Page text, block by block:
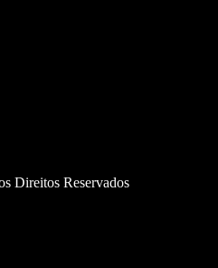
Direitos Reservados